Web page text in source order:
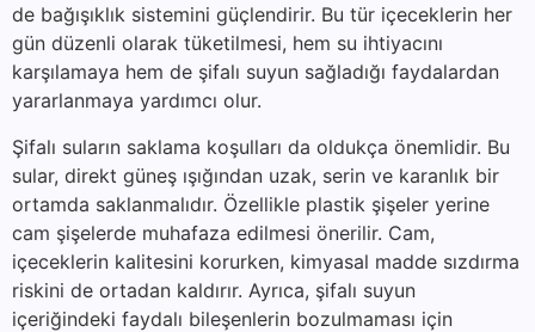
de bağışıklık sistemini güçlendirir. Bu tür içeceklerin her
gün düzenli olarak tüketilmesi, hem su ihtiyacını
karşılamaya hem de şifalı suyun sağladığı faydalardan
yararlanmaya yardımcı olur.
Şifalı suların saklama koşulları da oldukça önemlidir. Bu
sular, direkt güneş ışığından uzak, serin ve karanlık bir
ortamda saklanmalıdır. Özellikle plastik şişeler yerine
cam şişelerde muhafaza edilmesi önerilir. Cam,
içeceklerin kalitesini korurken, kimyasal madde sızdırma
riskini de ortadan kaldırır. Ayrıca, şifalı suyun
içeriğindeki faydalı bileşenlerin bozulmaması için